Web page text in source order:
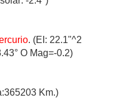
. (EI: 22.1"^2
O Mag=-0.2)
Km.)